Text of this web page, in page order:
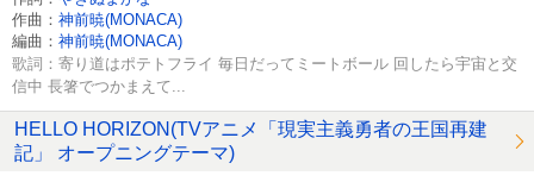
作曲： 神前暁(MONACA)
編曲： 神前暁(MONACA)
歌詞：寄り道はポテトフライ 毎日だってミートボール 回したら宇宙と交
信中 長箸でつかまえて...
HELLO HORIZON(TVアニメ「現実主義勇者の王国再建
記」 オープニングテーマ)